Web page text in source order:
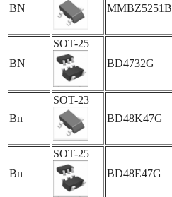
BN
MMBZ5251B
BN
SOT-25
BD4732G
Bn
SOT-23
BD48K47G
Bn
SOT-25
BD48E47G